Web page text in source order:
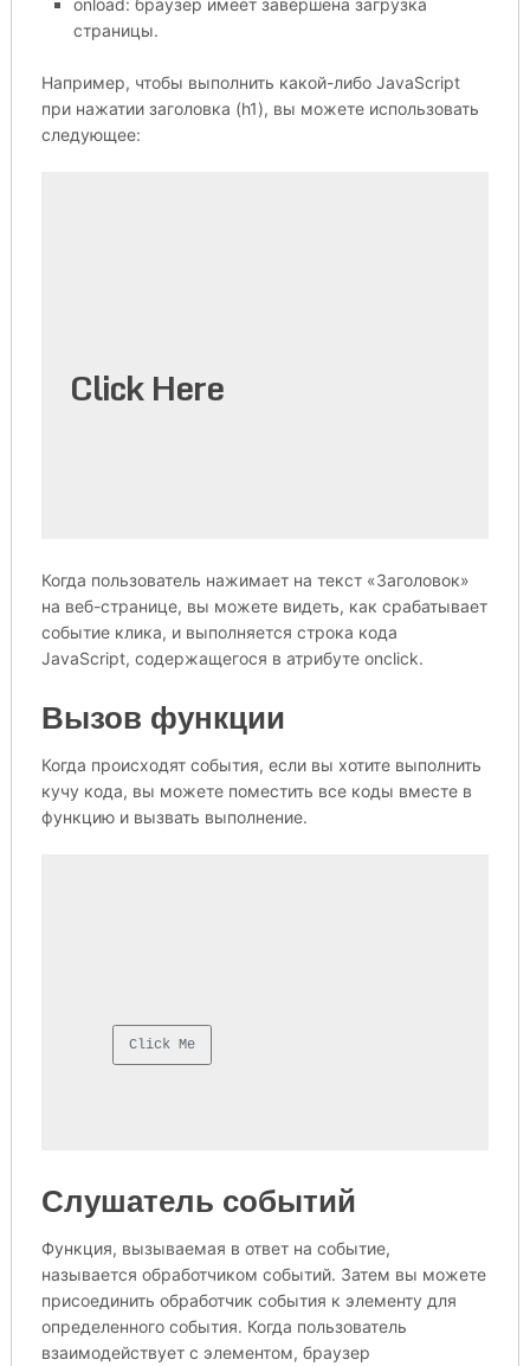
onload: браузер имеет завершена загрузка
страницы.
Например, чтобы выполнить какой-либо JavaScript
при нажатии заголовка (h1), вы можете использовать
следующее:
Click Here
Когда пользователь нажимает на текст «Заголовок»
на веб-странице, вы можете видеть, как срабатывает
событие клика, и выполняется строка кода
JavaScript, содержащегося в атрибуте onclick.
Вызов функции
Когда происходят события, если вы хотите выполнить
кучу кода, вы можете поместить все коды вместе в
функцию и вызвать выполнение.
Слушатель событий
Функция, вызываемая в ответ на событие,
называется обработчиком событий. Затем вы можете
присоединить обработчик события к элементу для
определенного события. Когда пользователь
взаимодействует с элементом, браузер